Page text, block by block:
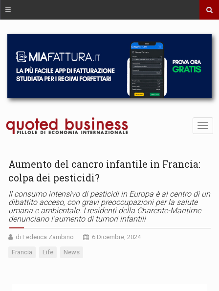
Aumento del cancro infantile in Francia:
colpa dei pesticidi?
Il consumo intensivo di pesticidi in Europa è al centro di un
dibattito acceso, con gravi preoccupazioni per la salute
umana e ambientale. I residenti della Charente-Maritime
denunciano l’aumento di tumori infantili
di Federica Zambino 6 Dicembre, 2024
Francia Life News